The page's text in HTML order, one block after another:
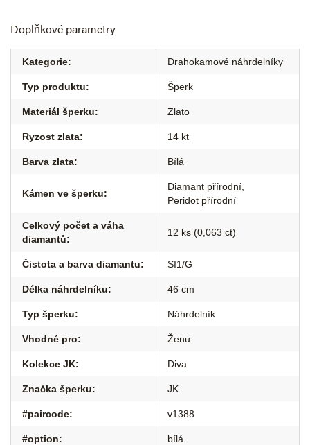
Doplňkové parametry
Kategorie: Drahokamové náhrdelníky
Typ produktu: Šperk
Materiál šperku: Zlato
Ryzost zlata: 14 kt
Barva zlata: Bílá
Kámen ve šperku:
Diamant přírodní
Peridot přírodní
Celkový počet a váha
diamantů:
12 ks (0,063 ct)
Čistota a barva diamantu: SI1/G
Délka náhrdelníku: 46 cm
Typ šperku: Náhrdelník
Vhodné pro: Ženu
Kolekce JK: Diva
Značka šperku: JK
#paircode: v1388
#option: bílá